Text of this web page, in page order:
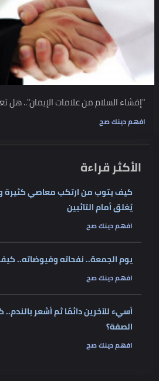
"إفشاء السلام من علامات الإيمان".. هل
افهم دينك صح
الأكثر قراءة
كيف يتوب من ارتكب معاصي كثيرة
يُغلق أمام التائبين
افهم دينك صح
يوم الجمعة.. نفحاته وفيوضاته..
افهم دينك صح
أسيء للآخرين دائمًا ثم أشعر
الصفة؟
افهم دينك صح